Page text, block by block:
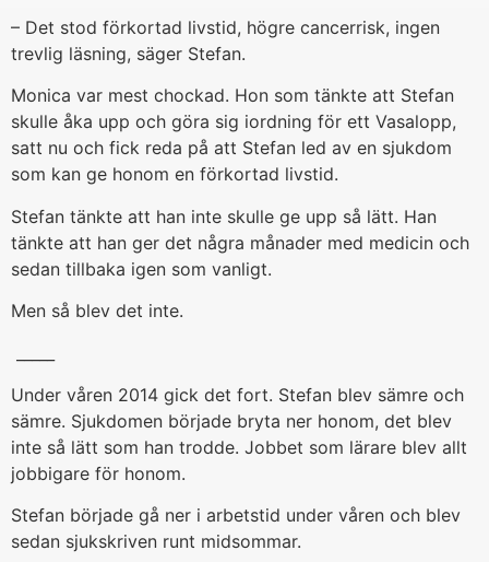
– Det stod förkortad livstid, högre cancerrisk, ingen
trevlig läsning, säger Stefan.
Monica var mest chockad. Hon som tänkte att Stefan
skulle åka upp och göra sig iordning för ett Vasalopp,
satt nu och fick reda på att Stefan led av en sjukdom
som kan ge honom en förkortad livstid.
Stefan tänkte att han inte skulle ge upp så lätt. Han
tänkte att han ger det några månader med medicin och
sedan tillbaka igen som vanligt.
Men så blev det inte.
Under våren 2014 gick det fort. Stefan blev sämre och
sämre. Sjukdomen började bryta ner honom, det blev
inte så lätt som han trodde. Jobbet som lärare blev allt
jobbigare för honom.
Stefan började gå ner i arbetstid under våren och blev
sedan sjukskriven runt midsommar.